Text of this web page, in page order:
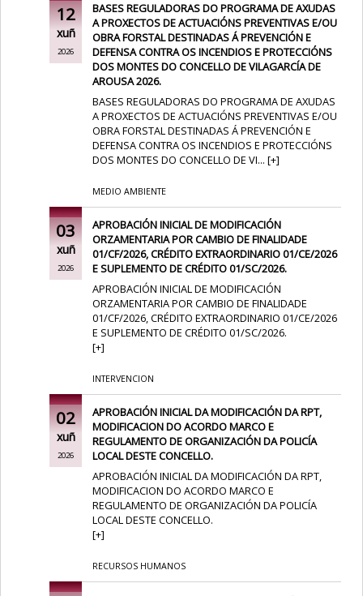
12
xuñ
2026
BASES REGULADORAS DO PROGRAMA DE AXUDAS
A PROXECTOS DE ACTUACIÓNS PREVENTIVAS E/OU
OBRA FORSTAL DESTINADAS Á PREVENCIÓN E
DEFENSA CONTRA OS INCENDIOS E PROTECCIÓNS
DOS MONTES DO CONCELLO DE VILAGARCÍA DE
AROUSA 2026.
BASES REGULADORAS DO PROGRAMA DE AXUDAS
A PROXECTOS DE ACTUACIÓNS PREVENTIVAS E/OU
OBRA FORSTAL DESTINADAS Á PREVENCIÓN E
DEFENSA CONTRA OS INCENDIOS E PROTECCIÓNS
DOS MONTES DO CONCELLO DE VI...[+]
MEDIO AMBIENTE
03
xuñ
2026
APROBACIÓN INICIAL DE MODIFICACIÓN
ORZAMENTARIA POR CAMBIO DE FINALIDADE
01/CF/2026, CRÉDITO EXTRAORDINARIO 01/CE/2026
E SUPLEMENTO DE CRÉDITO 01/SC/2026.
APROBACIÓN INICIAL DE MODIFICACIÓN
ORZAMENTARIA POR CAMBIO DE FINALIDADE
01/CF/2026, CRÉDITO EXTRAORDINARIO 01/CE/2026
E SUPLEMENTO DE CRÉDITO 01/SC/2026.
[+]
INTERVENCION
02
xuñ
2026
APROBACIÓN INICIAL DA MODIFICACIÓN DA RPT,
MODIFICACION DO ACORDO MARCO E
REGULAMENTO DE ORGANIZACIÓN DA POLICÍA
LOCAL DESTE CONCELLO.
APROBACIÓN INICIAL DA MODIFICACIÓN DA RPT,
MODIFICACION DO ACORDO MARCO E
REGULAMENTO DE ORGANIZACIÓN DA POLICÍA
LOCAL DESTE CONCELLO.
[+]
RECURSOS HUMANOS